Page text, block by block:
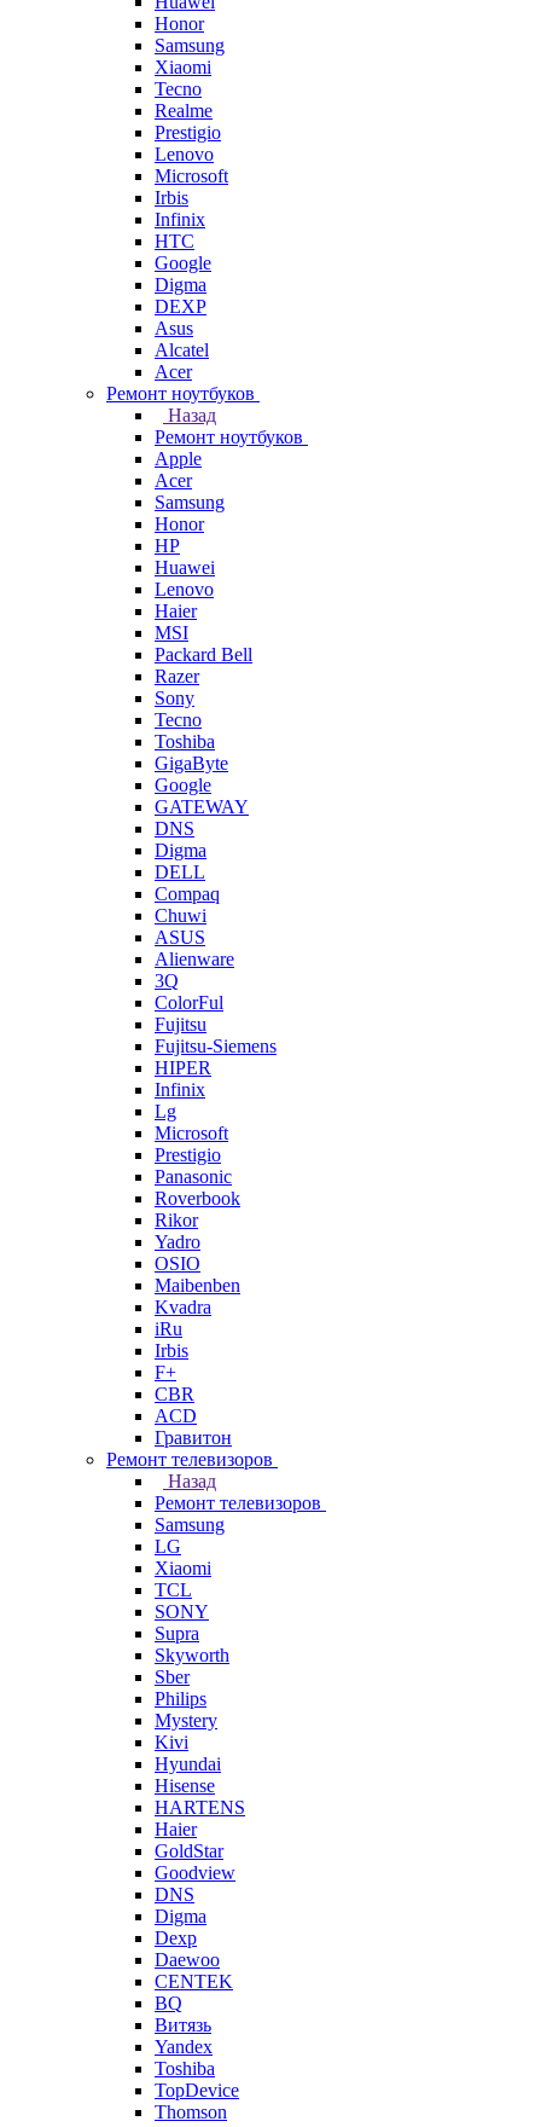
Honor
Samsung
Xiaomi
Tecno
Realme
Prestigio
Lenovo
Microsoft
Irbis
Infinix
HTC
Google
Digma
DEXP
Asus
Alcatel
Acer
Ремонт ноутбуков
Назад
Ремонт ноутбуков
Apple
Acer
Samsung
Honor
HP
Huawei
Lenovo
Haier
MSI
Packard Bell
Razer
Sony
Tecno
Toshiba
GigaByte
Google
GATEWAY
DNS
Digma
DELL
Compaq
Chuwi
ASUS
Alienware
3Q
ColorFul
Fujitsu
Fujitsu-Siemens
HIPER
Infinix
Lg
Microsoft
Prestigio
Panasonic
Roverbook
Rikor
Yadro
OSIO
Maibenben
Kvadra
iRu
Irbis
F+
CBR
ACD
Гравитон
Ремонт телевизоров
Назад
Ремонт телевизоров
Samsung
LG
Xiaomi
TCL
SONY
Supra
Skyworth
Sber
Philips
Mystery
Kivi
Hyundai
Hisense
HARTENS
Haier
GoldStar
Goodview
DNS
Digma
Dexp
Daewoo
CENTEK
BQ
Витязь
Yandex
Toshiba
TopDevice
Thomson